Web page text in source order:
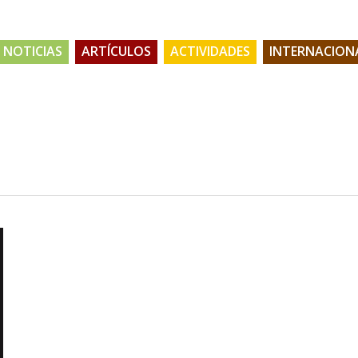
NOTICIAS ARTÍCULOS ACTIVIDADES